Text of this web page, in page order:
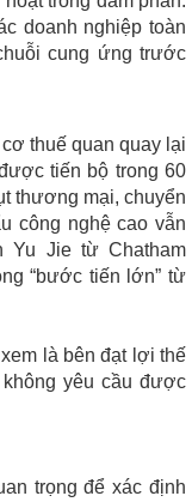
doanh nghiệp toàn
cung ứng trước
thuế quan quay lại
tiến bộ trong 60
thương mại, chuyển
công nghệ cao vẫn
Yu Jie từ Chatham
“bước tiến lớn” từ
là bên đạt lợi thế
yêu cầu được
trọng để xác định